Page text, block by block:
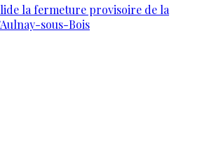
la fermeture provisoire de la
sous-Bois